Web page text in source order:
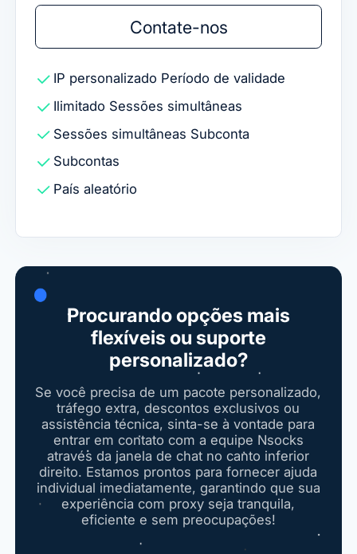
Contate-nos
IP personalizado Período de validade
Ilimitado Sessões simultâneas
Sessões simultâneas Subconta
Subcontas
País aleatório
Procurando opções mais
flexíveis ou suporte
personalizado?
Se você precisa de um pacote personalizado,
tráfego extra, descontos exclusivos ou
assistência técnica, sinta-se à vontade para
entrar em contato com a equipe Nsocks
através da janela de chat no canto inferior
direito. Estamos prontos para fornecer ajuda
individual imediatamente, garantindo que sua
experiência com proxy seja tranquila,
eficiente e sem preocupações!